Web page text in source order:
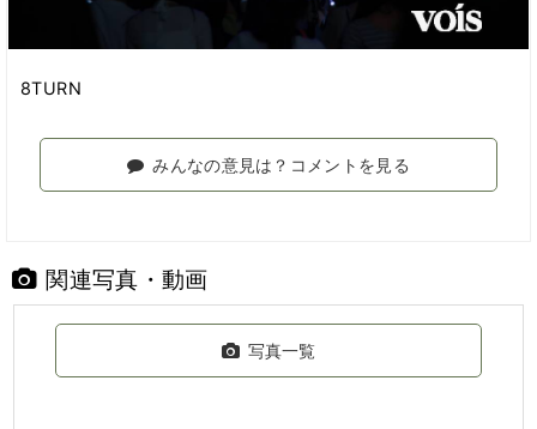
8TURN
みんなの意見は？コメントを見る
関連写真・動画
写真一覧